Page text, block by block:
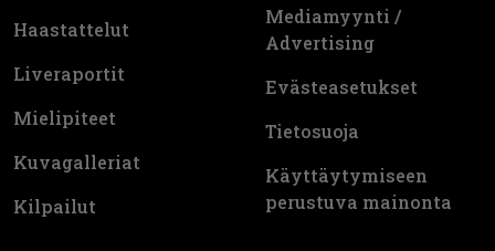
Haastattelut
Liveraportit
Mielipiteet
Kuvagalleriat
Kilpailut
Mediamyynti /
Advertising
Evästeasetukset
Tietosuoja
Käyttäytymiseen
perustuva mainonta